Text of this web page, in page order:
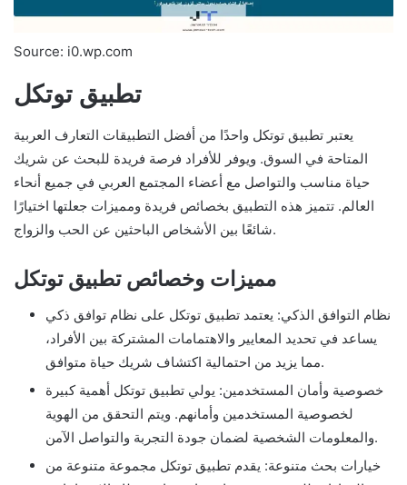
Source: i0.wp.com
تطبيق توتكل
يعتبر تطبيق توتكل واحدًا من أفضل التطبيقات التعارف العربية
المتاحة في السوق. ويوفر للأفراد فرصة فريدة للبحث عن شريك
حياة مناسب والتواصل مع أعضاء المجتمع العربي في جميع أنحاء
العالم. تتميز هذه التطبيق بخصائص فريدة ومميزات جعلتها اختيارًا
شائعًا بين الأشخاص الباحثين عن الحب والزواج.
مميزات وخصائص تطبيق توتكل
نظام التوافق الذكي: يعتمد تطبيق توتكل على نظام توافق ذكي
يساعد في تحديد المعايير والاهتمامات المشتركة بين الأفراد،
مما يزيد من احتمالية اكتشاف شريك حياة متوافق.
خصوصية وأمان المستخدمين: يولي تطبيق توتكل أهمية كبيرة
لخصوصية المستخدمين وأمانهم. ويتم التحقق من الهوية
والمعلومات الشخصية لضمان جودة التجربة والتواصل الآمن.
خيارات بحث متنوعة: يقدم تطبيق توتكل مجموعة متنوعة من